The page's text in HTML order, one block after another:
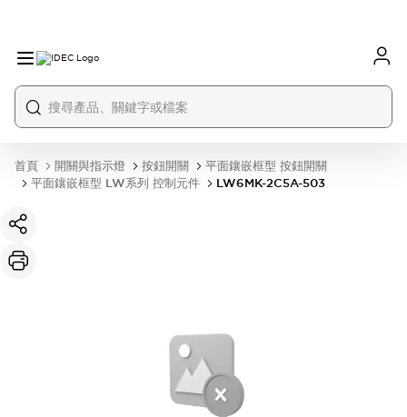
首頁 開關與指示燈 按鈕開關
平面鑲嵌框型 按鈕開關
平面鑲嵌框型 LW系列 控制元件
LW6MK-2C5A-503